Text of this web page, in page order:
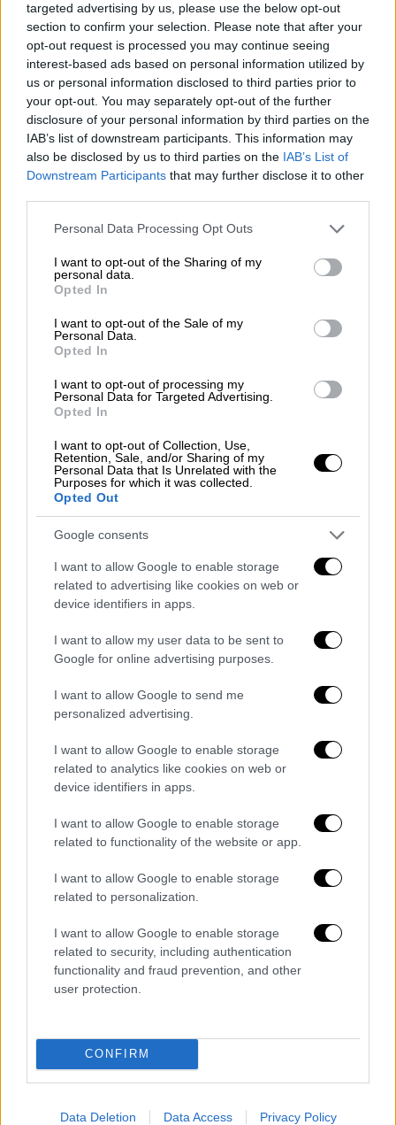
targeted advertising by us, please use the below opt-out
section to confirm your selection. Please note that after your
opt-out request is processed you may continue seeing
interest-based ads based on personal information utilized by
us or personal information disclosed to third parties prior to
your opt-out. You may separately opt-out of the further
disclosure of your personal information by third parties on the
IAB’s list of downstream participants. This information may
also be disclosed by us to third parties on the IAB’s List of
Downstream Participants that may further disclose it to other
Please note that this website/app uses one or more Google
not limited to your visit or usage behaviour. You may click to
grant or deny consent to Google and its third-party tags to
use your data for below specified purposes in below Google
consent section.
Personal Data Processing Opt Outs
I want to opt-out of the Sharing of my
personal data.
Opted In
I want to opt-out of the Sale of my
Personal Data.
Opted In
I want to opt-out of processing my
Personal Data for Targeted Advertising.
Opted In
I want to opt-out of Collection, Use,
Retention, Sale, and/or Sharing of my
Personal Data that Is Unrelated with the
Purposes for which it was collected.
Opted Out
Google consents
I want to allow Google to enable storage
related to advertising like cookies on web or
device identifiers in apps.
I want to allow my user data to be sent to
Google for online advertising purposes.
I want to allow Google to send me
personalized advertising.
I want to allow Google to enable storage
related to analytics like cookies on web or
device identifiers in apps.
I want to allow Google to enable storage
related to functionality of the website or app.
I want to allow Google to enable storage
related to personalization.
I want to allow Google to enable storage
related to security, including authentication
functionality and fraud prevention, and other
user protection.
CONFIRM
Data Deletion Data Access Privacy Policy
γνώρισε μέσω Facebook
O άνδρας πήγε ναδιασχίσεικάθετα τη
ιδηροδρομική γραμμήκαι τον παρέσυρε το
τρένο, τραυματίζοντας τον θανάσιμα.
Δυνάμεις τηςΠυροσβεστικής, της
Αστυνομίας και του ΕΚΑΒ ανέσυρα τη σορό
του από τη σιδηροδρομική γραμμή.
H ανακοίνωση της Hellenic Train
Σύμφωνα με ανακοίνωση της Hellenic Train,
στις 07:30 π.μ. ο οδηγός της αμαξοστοιχίας
1304, η οποία εκτελούσε το δρομολόγιο
Πειραιάς - Κιάτο με 79 επιβάτες, αντελήφθη
παρουσία ατόμου εντός της
σιδηροδρομικής γραμμήςστο ύψος της οδού
Κωνσταντινουπόλεως, λίγο μετά τον
Ακολουθώντας τις προβλεπόμενες
διαδικασίες,ενεργοποίησε το σύστημα
αυτόματης πέδησης και τα ηχητικά σήματα
της αμαξοστοιχίας, ωστόσο δεν ήταν δυνατό
να αποφύγει την παράσυρση του ατόμου.
Λόγω του συμβάντος η αμαξοστοιχία
δυνάμεις της Πυροσβεστικής, της
Αστυνομίας και του ΕΚΑΒ. Για λόγους
ασφαλείας, διεκόπη αμέσως η
ηλεκτροδότηση της γραμμής.Οι επιβάτες
αποβιβάστηκαν με ασφάλεια από την
αμαξοστοιχία στις 08:30. Η παροχή
αργότερα, ενώ μετά την ολοκλήρωση των
προβλεπόμενων διαδικασιών από τις
αρμόδιες αρχές η αμαξοστοιχία
κατευθύνθηκε στο αμαξοστάσιο του Ρέντη.